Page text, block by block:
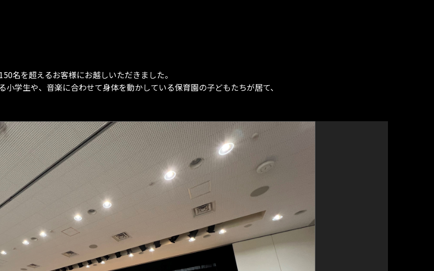
名を超えるお客様にお越しいただきました。
学生や、音楽に合わせて身体を動かしている保育園の子どもたちが居て、